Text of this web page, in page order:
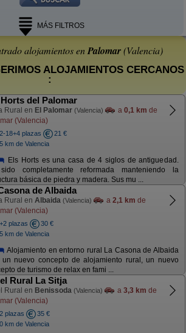
MÁS FILTROS
alojamientos enPalomar(Valencia)
ALOJAMIENTOS CERCANOS
:
del Palomar
Rural en El Palomar (Valencia) a 0,1 km de
(Valencia)
18+4 plazas
21 €
km de Valencia
Els Horts es una casa de 4 siglos de antiguedad.
completamente reformada manteniendo la
básica de piedra y madera. Sus mu ...
de Albaida
Rural en Albaida (Valencia) a 2,1 km de
(Valencia)
plazas
30 €
km de Valencia
Alojamiento en entorno rural La Casona de Albaida
un nuevo concepto de alojamiento rural, un nuevo
de turismo de relax en fami ...
Rural La Sitja
Rural en Benissoda (Valencia) a 3,3 km de
(Valencia)
plazas
35 €
km de Valencia